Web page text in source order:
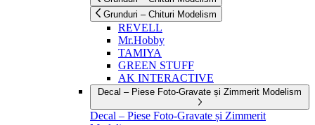
Grunduri – Chituri Modelism
REVELL
Mr.Hobby
TAMIYA
GREEN STUFF
AK INTERACTIVE
Decal – Piese Foto-Gravate și Zimmerit Modelism
Decal – Piese Foto-Gravate și Zimmerit